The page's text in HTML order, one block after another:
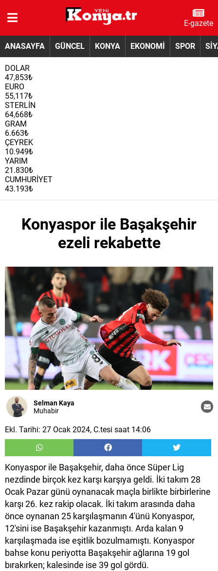
E-gazete
ANASAYFA GÜNCEL KONYA EKONOMİ SPOR
DOLAR
47,853₺
EURO
55,117₺
STERLİN
64,668₺
GRAM
6.663₺
ÇEYREK
10.949₺
YARIM
21.830₺
CUMHURİYET
43.193₺
Konyaspor ile Başakşehir
ezeli rekabette
Selman Kaya
Muhabir
Ekl. Tarihi: 27 Ocak 2024, C.tesi saat 14:06
Konyaspor ile Başakşehir, daha önce Süper Lig
nezdinde birçok kez karşı karşıya geldi. İki takım 28
Ocak Pazar günü oynanacak maçla birlikte birbirlerine
karşı 26. kez rakip olacak. İki takım arasında daha
önce oynanan 25 karşılaşmanın 4'ünü Konyaspor,
12'sini ise Başakşehir kazanmıştı. Arda kalan 9
karşılaşmada ise eşitlik bozulmamıştı. Konyaspor
bahse konu periyotta Başakşehir ağlarına 19 gol
bırakırken; kalesinde ise 39 gol gördü.